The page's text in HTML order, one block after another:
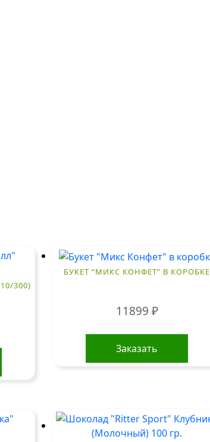
300)
БУКЕТ “МИКС КОНФЕТ” В КОРОБКЕ
11899 ₽
Заказать